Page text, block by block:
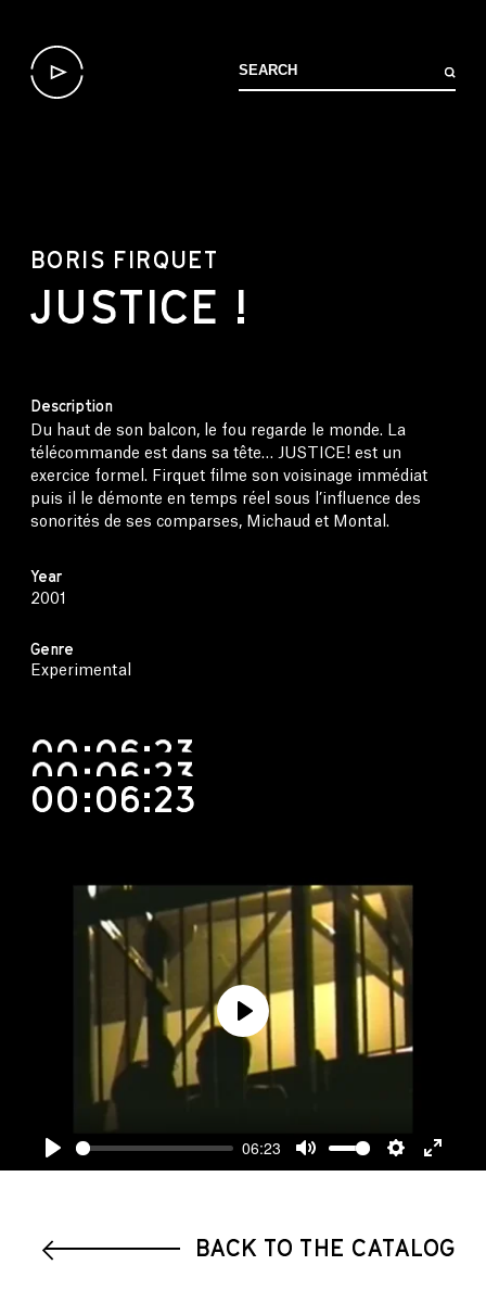
BORIS FIRQUET
JUSTICE !
Description
Du haut de son balcon, le fou regarde le monde. La
télécommande est dans sa tête… JUSTICE! est un
exercice formel. Firquet filme son voisinage immédiat
puis il le démonte en temps réel sous l’influence des
sonorités de ses comparses, Michaud et Montal.
Year
2001
Genre
Experimental
00:06:23
00:06:23
00:06:23
Play
06:23
Mute
SettingsEnter
Play
BACK TO THE CATALOG